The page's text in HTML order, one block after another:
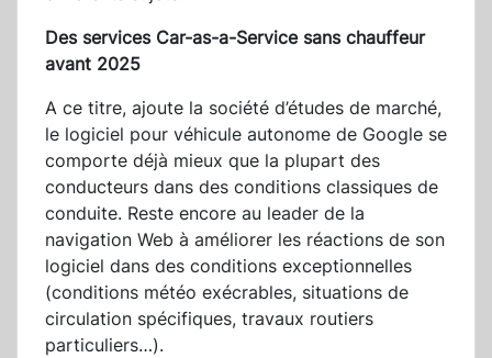
Des services Car-as-a-Service sans chauffeur
avant 2025
A ce titre, ajoute la société d’études de marché,
le logiciel pour véhicule autonome de Google se
comporte déjà mieux que la plupart des
conducteurs dans des conditions classiques de
conduite. Reste encore au leader de la
navigation Web à améliorer les réactions de son
logiciel dans des conditions exceptionnelles
(conditions météo exécrables, situations de
circulation spécifiques, travaux routiers
particuliers…).